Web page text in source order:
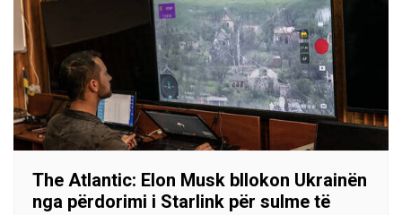
The Atlantic: Elon Musk bllokon Ukrainën
nga përdorimi i Starlink për sulme të